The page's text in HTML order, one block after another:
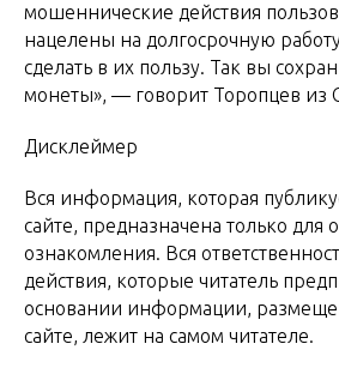
мошеннические действия
нацелены на долгосрочную
сделать в их пользу. Так вы
монеты», — говорит Торопцев из
Дисклеймер
Вся информация, которая
сайте, предназначена только для
ознакомления. Вся
действия, которые читатель
основании информации,
сайте, лежит на самом читателе.